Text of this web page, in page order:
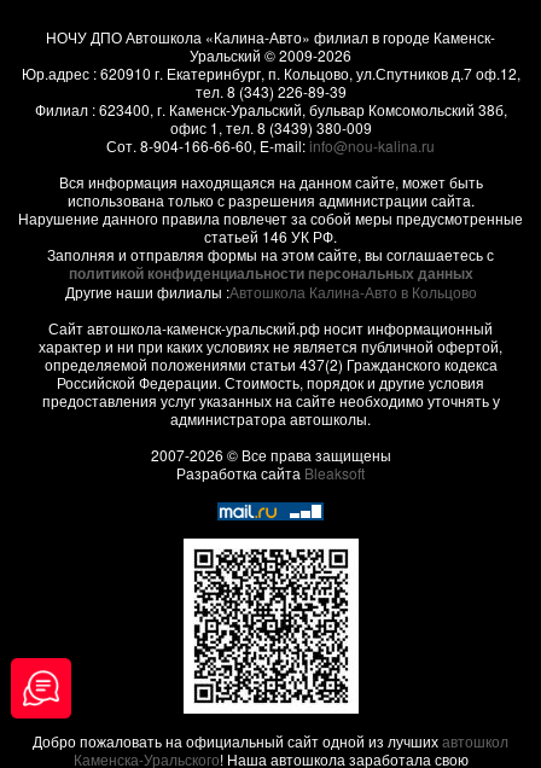
НОЧУ ДПО Автошкола «Калина-Авто» филиал в городе Каменск-
Уральский © 2009-2026
Юр.адрес :620910 г. Екатеринбург, п. Кольцово, ул.Спутников д.7 оф.12,
тел. 8 (343) 226-89-39
Филиал :623400, г. Каменск-Уральский, бульвар Комсомольский 38б,
офис 1, тел. 8 (3439) 380-009
Сот. 8-904-166-66-60, E-mail:info@nou-kalina.ru
Вся информация находящаяся на данном сайте, может быть
использована только с разрешения администрации сайта.
Нарушение данного правила повлечет за собой меры предусмотренные
статьей 146 УК РФ.
Заполняя и отправляя формы на этом сайте, вы соглашаетесь с
политикой конфиденциальности персональных данных
Другие наши филиалы :Автошкола Калина-Авто в Кольцово
Сайт автошкола-каменск-уральский.рф носит информационный
характер и ни при каких условиях не является публичной офертой,
определяемой положениями статьи 437(2) Гражданского кодекса
Российской Федерации. Стоимость, порядок и другие условия
предоставления услуг указанных на сайте необходимо уточнять у
администратора автошколы.
2007-2026 © Все права защищены
Разработка сайта Bleaksoft
Добро пожаловать на официальный сайт одной из лучшихавтошкол
Каменска-Уральского! Наша автошкола заработала свою